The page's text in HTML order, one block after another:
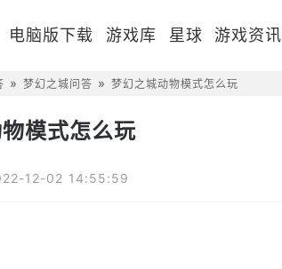
电脑版下载 游戏库 星球 游戏资讯
梦幻之城问答 梦幻之城动物模式怎么玩
模式怎么玩
12-02 14:55:59